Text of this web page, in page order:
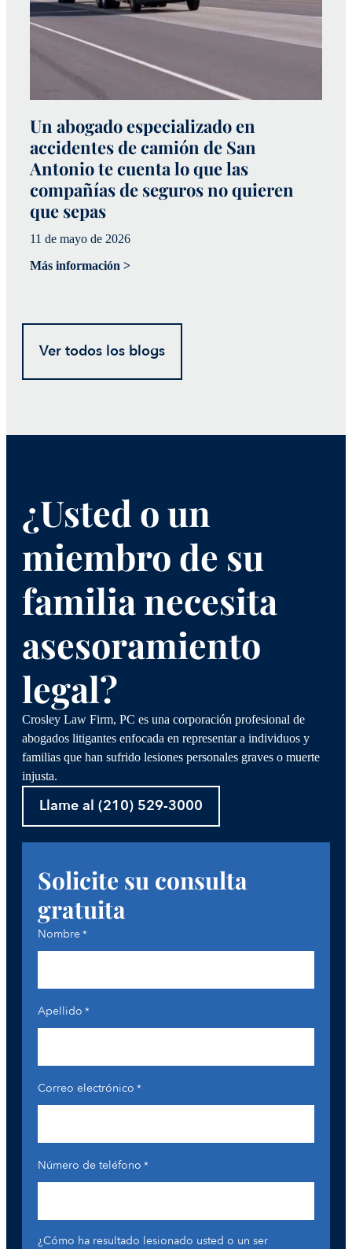
Un abogado especializado en
accidentes de camión de San
Antonio te cuenta lo que las
compañías de seguros no quieren
que sepas
11 de mayo de 2026
Más información >
Ver todos los blogs
¿Usted o un
miembro de su
familia necesita
asesoramiento
legal?
Crosley Law Firm, PC es una corporación profesional de
abogados litigantes enfocada en representar a individuos y
familias que han sufrido lesiones personales graves o muerte
injusta.
Llame al (210) 529-3000
Solicite su consulta
gratuita
Nombre*
Apellido *
Correo electrónico *
Número de teléfono *
¿Cómo ha resultado lesionado usted o un ser